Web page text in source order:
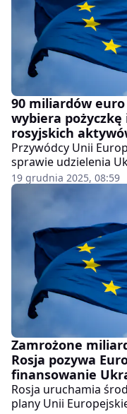
90 miliardów
wybiera
rosyjskich
Przywódcy Unii
sprawie udzielenia
miliardów euro.
intensywnych
zapewnić Kijowowi
wsparcie militarne
Unia zrezygnowała
rosyjskich aktywów,
kontrowersje wśród
19 grudnia 2025, 08:59
Zamrożone
Rosja pozywa
finansowanie
Rosja uruchamia
plany Unii